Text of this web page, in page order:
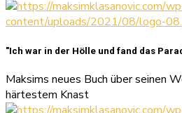
"Ich war in der Hölle und fand das
Maksims neues Buch über seinen
härtestem Knast